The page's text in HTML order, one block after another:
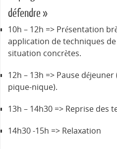
défendre »
10h – 12h => Présentation
application de techniques de
situation concrètes.
12h – 13h => Pause
pique-nique).
13h – 14h30 => Reprise des
14h30 -15h => Relaxation